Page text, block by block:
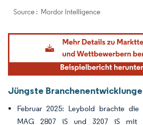
Bild © Mordor Intelligence. Wiederverwendung
Jüngste
Februar 2025: Leybold brachte die
MAG 2807 iS und 3207 iS mit